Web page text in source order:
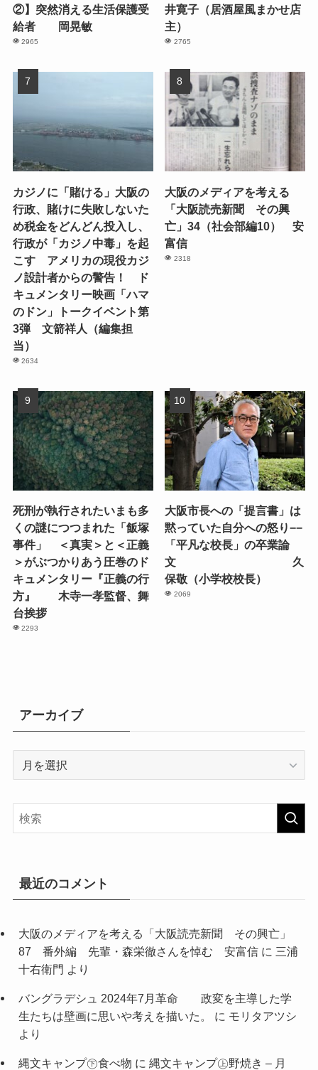
②】突然消える生活保護受
給者 岡晃敏
2965
井寛子（居酒屋風まかせ店
主）
2765
カジノに「賭ける」大阪の
行政、賭けに失敗しないた
め税金をどんどん投入し、
行政が「カジノ中毒」を起
こす アメリカの現役カジ
ノ設計者からの警告！ ド
キュメンタリー映画「ハマ
のドン」トークイベント第
3弾 文箭祥人（編集担
当）
2634
大阪のメディアを考える
「大阪読売新聞 その興
亡」34（社会部編10） 安
富信
2318
死刑が執行されたいまも多
くの謎につつまれた「飯塚
事件」 ＜真実＞と＜正義
＞がぶつかりあう圧巻のド
キュメンタリー『正義の行
方』 木寺一孝監督、舞
台挨拶
2293
大阪市長への「提言書」は
黙っていた自分への怒り−−
「平凡な校長」の卒業論
文 久
保敬（小学校校長）
2069
アーカイブ
イ
最近のコメント
大阪のメディアを考える「大阪読売新聞 その興亡」
87 番外編 先輩・森栄徹さんを悼む 安富信に 三浦
十右衛門 より
バングラデシュ 2024年7月革命 政変を主導した学
生たちは壁画に思いや考えを描いた。
に モリタアツシ
より
縄文キャンプ㊦食べ物 に 縄文キャンプ㊤野焼き – 月